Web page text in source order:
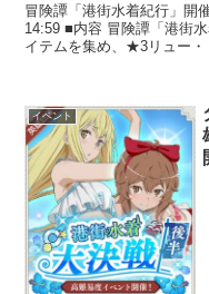
冒険譚「港街水着紀行」開催！ ■開催期間 8/21(月) 11:00 〜
14:59 ■内容 冒険譚「港街水着紀行」が開催！ ステージを周回してア
イベント